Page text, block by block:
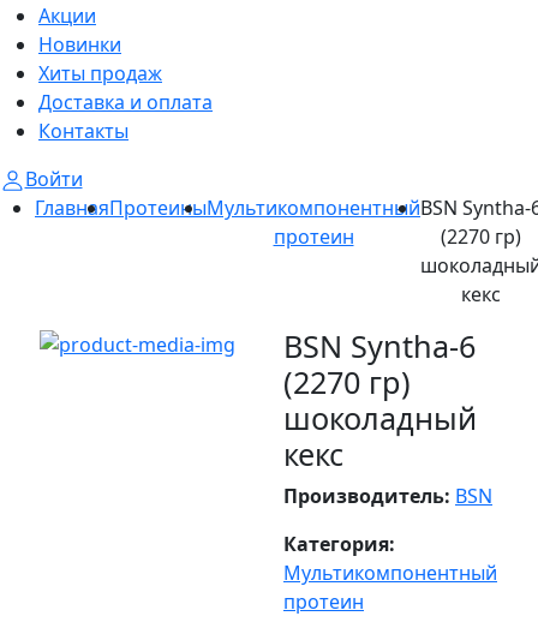
Акции
Новинки
Хиты продаж
Доставка и оплата
Контакты
Войти
ГлавнаяПротеиныМультикомпонентный
протеин
BSN Syntha-
(2270 гр)
кекс
BSN Syntha-6
(2270 гр)
шоколадный
кекс
Производитель: BSN
Категория:
Мультикомпонентный
протеин